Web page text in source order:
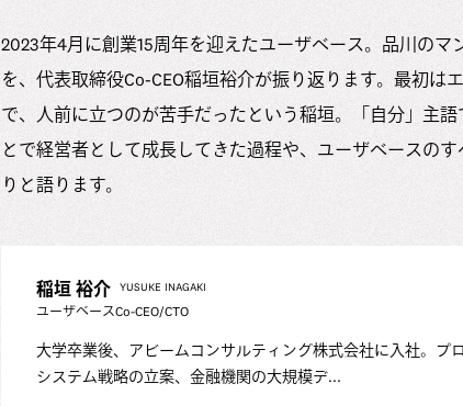
2023年4月に創業15周年を迎えたユーザベース。品川の
を、代表取締役Co-CEO稲垣裕介が振り返ります。最初
で、人前に立つのが苦手だったという稲垣。「自分」主
とで経営者として成長してきた過程や、ユーザベースの
りと語ります。
稲垣 裕介 YUSUKE INAGAKI
ユーザベースCo-CEO/CTO
大学卒業後、アビームコンサルティング株式会社に入社。プ
システム戦略の立案、金融機関の大規模デ...